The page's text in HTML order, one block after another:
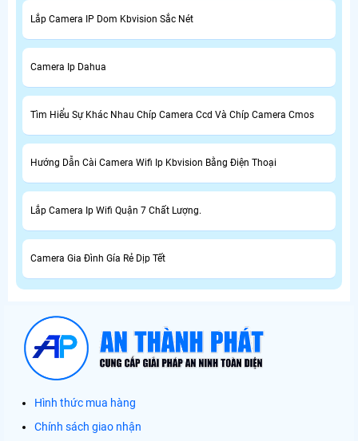
Lắp Camera IP Dom Kbvision Sắc Nét
Camera Ip Dahua
Tìm Hiểu Sự Khác Nhau Chíp Camera Ccd Và Chíp Camera Cmos
Hướng Dẫn Cài Camera Wifi Ip Kbvision Bằng Điện Thoại
Lắp Camera Ip Wifi Quận 7 Chất Lượng.
Camera Gia Đình Gía Rẻ Dịp Tết
Hình thức mua hàng
Chính sách giao nhận